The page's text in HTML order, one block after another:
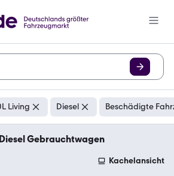
Living Diesel Beschädigte
Gebrauchtwagen
Kachelansicht